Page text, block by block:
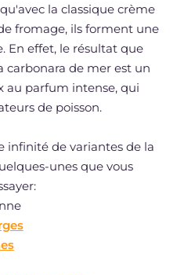
la classique crème
fromage, ils forment une
En effet, le résultat que
carbonara de mer est un
au parfum intense, qui
de poisson.
infinité de variantes de la
unes que vous